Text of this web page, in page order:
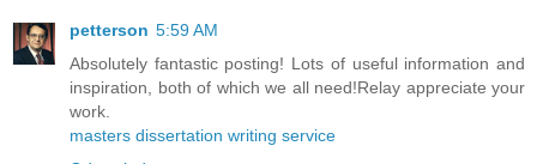
petterson 5:59 AM
Absolutely fantastic posting! Lots of useful information and
inspiration, both of which we all need!Relay appreciate your
work.
masters dissertation writing service